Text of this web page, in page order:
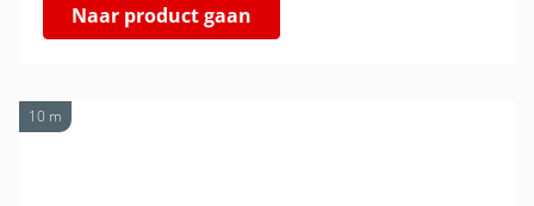
Naar product gaan
10 m